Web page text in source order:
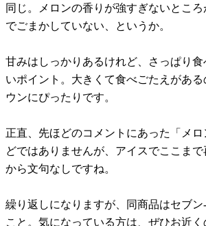
同じ。メロンの香りが強すぎないとこ
でごまかしていない、というか。
甘みはしっかりあるけれど、さっぱり
いポイント。大きくて食べごたえがあ
ウンにぴったりです。
正直、先ほどのコメントにあった「メ
どではありませんが、アイスでここま
から文句なしですね。
繰り返しになりますが、同商品はセブ
こと。気になっている方は、ぜひお近